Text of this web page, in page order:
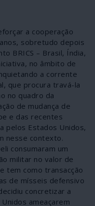
a cooperação
sobretudo depois
BRICS – Brasil, Índia,
no âmbito de
a corrente
que procura travá-la
no quadro da
de mudança de
e das recentes
pelos Estados Unidos,
nesse contexto.
consumaram um
militar no valor de
tem como transacção
de mísseis defensivo
concretizar a
ameaçarem